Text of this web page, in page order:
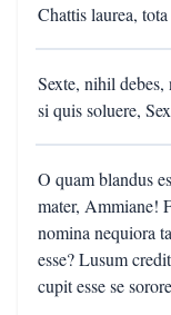
Chattis laurea, tota
Sexte, nihil debes,
si quis soluere,
O quam blandus
mater, Ammiane!
nomina nequiora
esse? Lusum
cupit esse se